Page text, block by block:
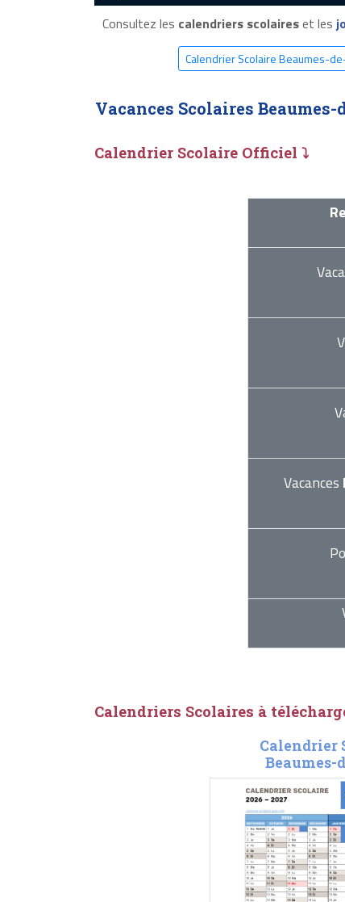
Consultez les calendriers scolaireset les
Calendrier Scolaire Beaumes-
Vacances Scolaires Beaumes-
Calendrier Scolaire Officiel ⤵
Vacances
Calendriers Scolaires à
Calendrier
Beaumes-